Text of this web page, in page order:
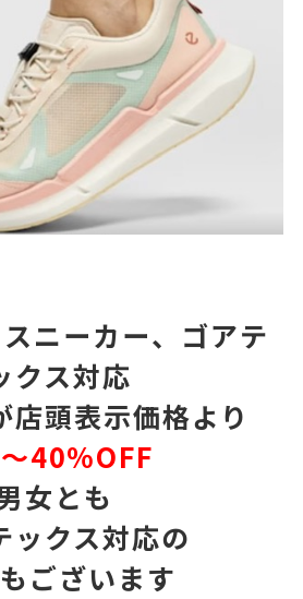
ニーカー、ゴアテ
クス対応
店頭表示価格より
40%OFF
女とも
ックス対応の
ございます